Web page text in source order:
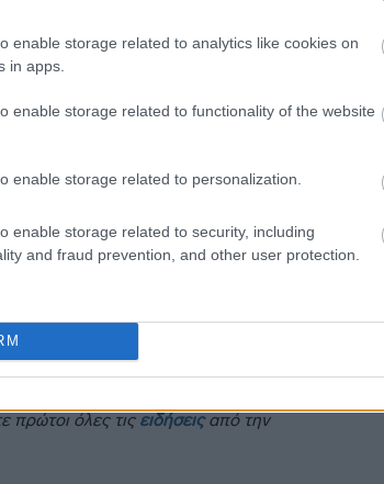
enable storage related to analytics like cookies on
in apps.
enable storage related to functionality of the website
enable storage related to personalization.
enable storage related to security, including
and fraud prevention, and other user protection.
πρώτοι όλες τιςειδήσειςαπό την